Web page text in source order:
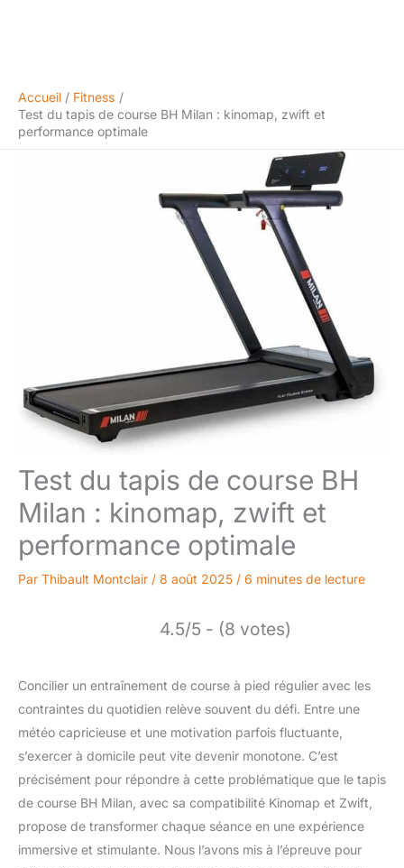
Accueil
Fitness
Test du tapis de course BH Milan : kinomap, zwift et
performance optimale
Test du tapis de course BH
Milan : kinomap, zwift et
performance optimale
Par Thibault Montclair / 8 août 2025 / 6 minutes de lecture
4.5/5 - (8 votes)
Concilier un entraînement de course à pied régulier avec les
contraintes du quotidien relève souvent du défi. Entre une
météo capricieuse et une motivation parfois fluctuante,
s’exercer à domicile peut vite devenir monotone. C’est
précisément pour répondre à cette problématique que le tapis
de course BH Milan, avec sa compatibilité Kinomap et Zwift,
propose de transformer chaque séance en une expérience
immersive et stimulante. Nous l’avons mis à l’épreuve pour